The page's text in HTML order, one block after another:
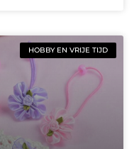
HOBBY EN VRIJE TIJD